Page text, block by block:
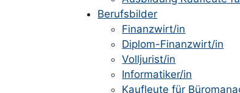
Berufsbilder
Finanzwirt/in
Diplom-Finanzwirt/in
Volljurist/in
Informatiker/in
Kaufleute für